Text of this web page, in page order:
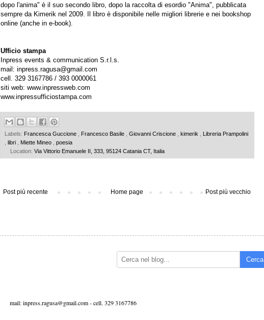
dopo l'anima" è il suo secondo libro, dopo la raccolta di esordio "Anima", pubblicata
sempre da Kimerik nel 2009. Il libro è disponibile nelle migliori librerie e nei bookshop
online (anche in e-book).
Ufficio stampa
Inpress events & communication S.r.l.s.
mail: inpress.ragusa@gmail.com
cell. 329 3167786 / 393 0000061
siti web: www.inpressweb.com
www.inpressufficiostampa.com
Labels: Francesca Guccione Francesco Basile Giovanni Criscione kimerik
Libreria Prampolini
libri Miette Mineo
poesia
Location: Via Vittorio Emanuele II, 333, 95124 Catania CT, Italia
Post più recente Post più vecchio
Home page
Cerca
mail: inpress.ragusa@gmail.com -cell. 329 3167786